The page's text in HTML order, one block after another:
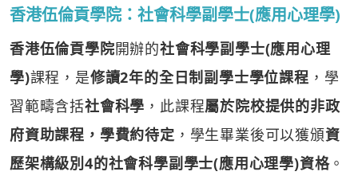
香港伍倫貢學院：社會科學副學士(應用心理學)
香港伍倫貢學院開辦的社會科學副學士(應用心理
學)課程，是修讀2年的全日制副學士學位課程 ，學
習範疇含括社會科學 ，此課程屬於院校提供的非政
府資助課程，學費約待定 ，學生畢業後可以獲頒資
歷架構級別4的社會科學副學士(應用心理學)資格。